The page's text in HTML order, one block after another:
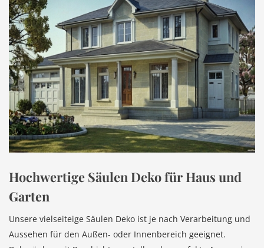
Hochwertige Säulen Deko für Haus und
Garten
Unsere vielseiteige Säulen Deko ist je nach Verarbeitung und
Aussehen für den Außen- oder Innenbereich geeignet.